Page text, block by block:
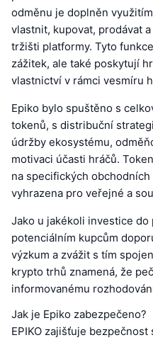
odměnu je doplněn
vlastnit, kupovat, prodávat
tržišti platformy. Tyto
zážitek, ale také poskytují
vlastnictví v rámci vesmíru
Epiko bylo spuštěno s
tokenů, s distribuční
údržby ekosystému,
motivaci účasti hráčů.
na specifických
vyhrazena pro veřejné a
Jako u jakékoli investice
potenciálním kupcům
výzkum a zvážit s tím
krypto trhů znamená, že
informovanému
Jak je Epiko zabezpečeno?
EPIKO zajišťuje bezpečnost